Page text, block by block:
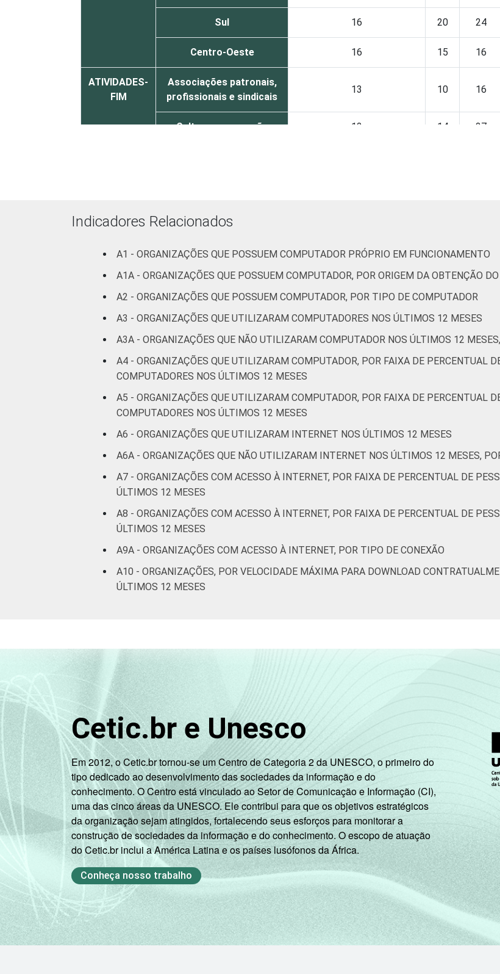
Sul 16 20 24
Centro-Oeste 16 15 16
ATIVIDADES-
FIM
Associações patronais,
profissionais e sindicais
13 10 16
Cultura e recreação 12 14 27
Saúde e assistência
social
Fonte: CGI.br/NIC.br, Centro Regional de Estudos para o Desenvolvimento da Sociedade da
Indicadores Relacionados
A1 - ORGANIZAÇÕES QUE POSSUEM COMPUTADOR PRÓPRIO EM FUNCIONAMENTO
A1A - ORGANIZAÇÕES QUE POSSUEM COMPUTADOR, POR ORIGEM DA OBTENÇÃO
A2 - ORGANIZAÇÕES QUE POSSUEM COMPUTADOR, POR TIPO DE COMPUTADOR
A3 - ORGANIZAÇÕES QUE UTILIZARAM COMPUTADORES NOS ÚLTIMOS 12 MESES
A3A - ORGANIZAÇÕES QUE NÃO UTILIZARAM COMPUTADOR NOS ÚLTIMOS 12
A4 - ORGANIZAÇÕES QUE UTILIZARAM COMPUTADOR, POR FAIXA DE PERCENTUAL
COMPUTADORES NOS ÚLTIMOS 12 MESES
A5 - ORGANIZAÇÕES QUE UTILIZARAM COMPUTADOR, POR FAIXA DE PERCENTUAL
COMPUTADORES NOS ÚLTIMOS 12 MESES
A6 - ORGANIZAÇÕES QUE UTILIZARAM INTERNET NOS ÚLTIMOS 12 MESES
A6A - ORGANIZAÇÕES QUE NÃO UTILIZARAM INTERNET NOS ÚLTIMOS 12 MESES,
A7 - ORGANIZAÇÕES COM ACESSO À INTERNET, POR FAIXA DE PERCENTUAL DE
ÚLTIMOS 12 MESES
A8 - ORGANIZAÇÕES COM ACESSO À INTERNET, POR FAIXA DE PERCENTUAL DE
ÚLTIMOS 12 MESES
A9A - ORGANIZAÇÕES COM ACESSO À INTERNET, POR TIPO DE CONEXÃO
A10 - ORGANIZAÇÕES, POR VELOCIDADE MÁXIMA PARA DOWNLOAD
ÚLTIMOS 12 MESES
Cetic.br e Unesco
Em 2012, o Cetic.br tornou-se um Centro de Categoria 2 da UNESCO, o primeiro do
tipo dedicado ao desenvolvimento das sociedades da informação e do
conhecimento. O Centro está vinculado ao Setor de Comunicação e Informação (CI),
uma das cinco áreas da UNESCO. Ele contribui para que os objetivos estratégicos
da organização sejam atingidos, fortalecendo seus esforços para monitorar a
construção de sociedades da informação e do conhecimento. O escopo de atuação
do Cetic.br inclui a América Latina e os países lusófonos da África.
Conheça nosso trabalho